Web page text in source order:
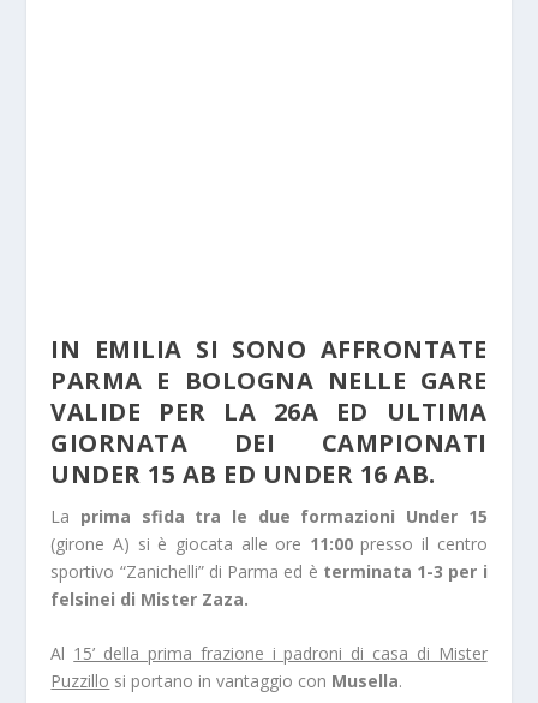
IN EMILIA SI SONO AFFRONTATE
PARMA E BOLOGNA NELLE GARE
VALIDE PER LA 26A ED ULTIMA
GIORNATA DEI CAMPIONATI
UNDER 15 AB ED UNDER 16 AB.
La prima sfida tra le due formazioni Under 15
(girone A) si è giocata alle ore 11:00presso il centro
sportivo “Zanichelli” di Parma ed è terminata 1-3 per i
felsinei di Mister Zaza.
Al 15’ della prima frazione i padroni di casa di Mister
Puzzillo si portano in vantaggio con Musella.